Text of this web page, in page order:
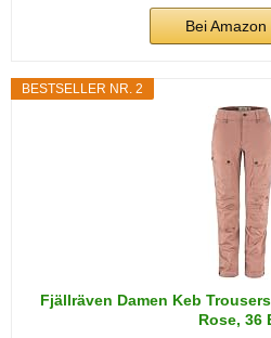
Bei Amazon
BESTSELLER NR. 2
Fjällräven Damen Keb
Rose, 36